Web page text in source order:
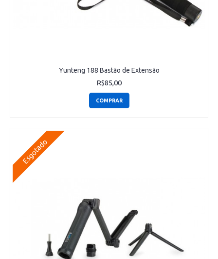
Yunteng 188 Bastão de Extensão
R$85,00
COMPRAR
Esgotado